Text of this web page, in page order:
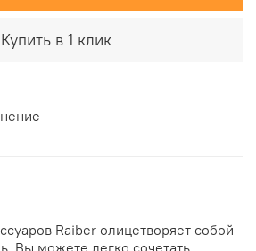
Купить в 1 клик
Raiber олицетворяет собой